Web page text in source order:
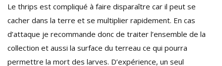
Le thrips est compliqué à faire disparaître car il peut se
cacher dans la terre et se multiplier rapidement. En cas
d’attaque je recommande donc de traiter l’ensemble de la
collection et aussi la surface du terreau ce qui pourra
permettre la mort des larves. D’expérience, un seul